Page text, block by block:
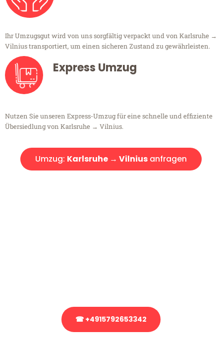
Ihr Umzugsgut wird von uns sorgfältig verpackt und von Karlsruhe →
Vilnius transportiert, um einen sicheren Zustand zu gewährleisten.
Express Umzug
Nutzen Sie unseren Express-Umzug für eine schnelle und effiziente
Übersiedlung von Karlsruhe → Vilnius.
Umzug: Karlsruhe → Vilnius anfragen
☎ +4915792653342